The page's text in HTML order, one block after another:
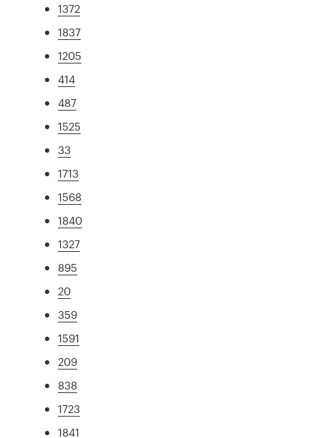
1372
1837
1205
414
487
1525
33
1713
1568
1840
1327
895
20
359
1591
209
838
1723
1841